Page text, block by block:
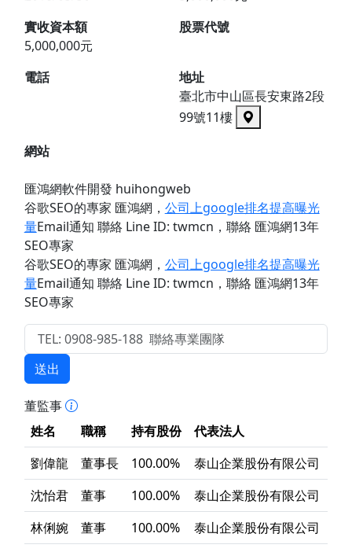
實收資本額
5,000,000元
股票代號
電話
地址
臺北市中山區長安東路2段
99號11樓
網站
匯鴻網軟件開發 huihongweb
谷歌SEO的專家 匯鴻網 ， 公司上google排名提高曝光
量Email通知 聯絡 Line ID: twmcn ，聯絡 匯鴻網13年
SEO專家
谷歌SEO的專家 匯鴻網 ， 公司上google排名提高曝光
量Email通知 聯絡 Line ID: twmcn ，聯絡 匯鴻網13年
SEO專家
送出
董監事
姓名
職稱 持有股份
代表法人
劉偉龍
董事長 100.00%
泰山企業股份有限公司
沈怡君
董事 100.00%
泰山企業股份有限公司
林俐婉
董事 100.00%
泰山企業股份有限公司